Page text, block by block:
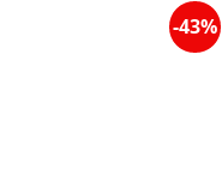
-43%